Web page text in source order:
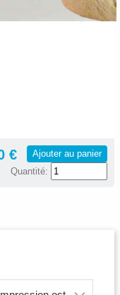
€
Ajouter au panier
Quantité: